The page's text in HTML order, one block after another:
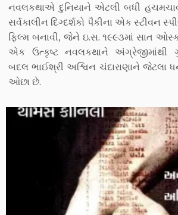
નવલકથાએ દુનિયાને એટલી બધી
સર્વકાલીન દિગ્દર્શકો પૈકીના એક સ્ટીવન
ફિલ્મ બનાવી, જેને ઇ.સ. ૧૯૯૩માં સાત
એક ઉત્કૃષ્ટ નવલકથાને અંગ્રેજીમાંથી
બદલ ભાઈશ્રી અશ્વિન ચંદારાણાને જેટલા
ઓછા છે.